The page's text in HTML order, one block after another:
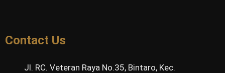
Contact Us
Jl. RC. Veteran Raya No.35, Bintaro, Kec.